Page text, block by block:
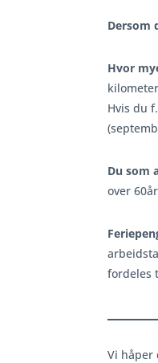
Dersom
Hvor
Hvis du
Du som
over
fordeles
Vi håper